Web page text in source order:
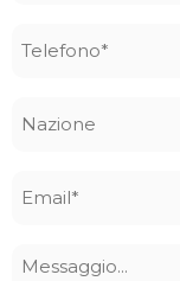
Messaggio